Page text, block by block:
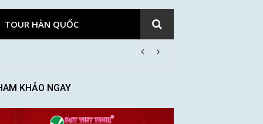
TOUR HÀN QUỐC
KHẢO NGAY